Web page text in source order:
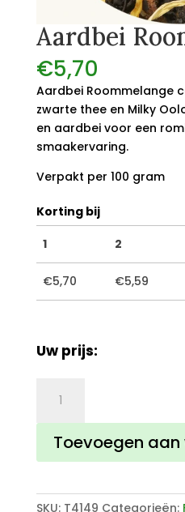
Aardbei
€5,70
Aardbei Roommelange
zwarte thee en Milky
en aardbei voor een
smaakervaring.
Verpakt per 100 gram
Korting bij
1
2
€5,70 €5,59
Uw prijs:
Roommelange
aantal
Toevoegen
SKU: T4149 Categorieën: